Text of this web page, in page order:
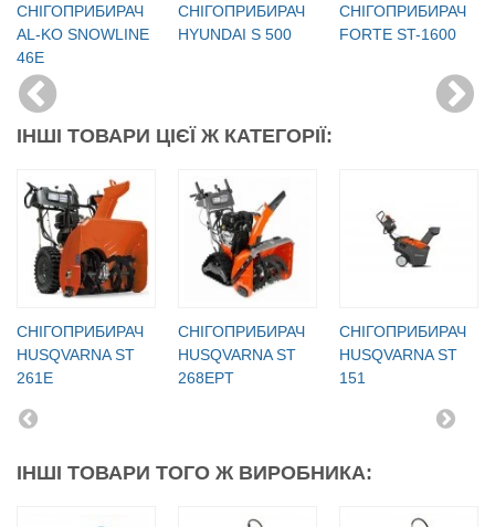
СНІГОПРИБИРАЧ
AL-KO SNOWLINE
46E
СНІГОПРИБИРАЧ
HYUNDAI S 500
СНІГОПРИБИРАЧ
FORTE ST-1600
ІНШІ ТОВАРИ ЦІЄЇ Ж КАТЕГОРІЇ:
СНІГОПРИБИРАЧ
HUSQVARNA ST
261E
СНІГОПРИБИРАЧ
HUSQVARNA ST
268EPT
СНІГОПРИБИРАЧ
HUSQVARNA ST
151
ІНШІ ТОВАРИ ТОГО Ж ВИРОБНИКА: